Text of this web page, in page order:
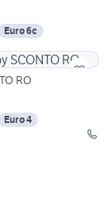
Euro 6c
RO
Euro 4